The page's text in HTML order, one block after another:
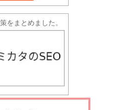
をまとめました。